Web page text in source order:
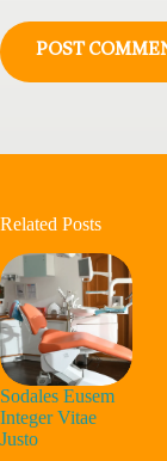
POST
Related Posts
Sodales Eusem
Integer Vitae
Justo